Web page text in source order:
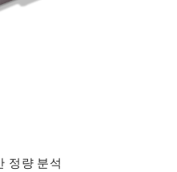
정량 분석